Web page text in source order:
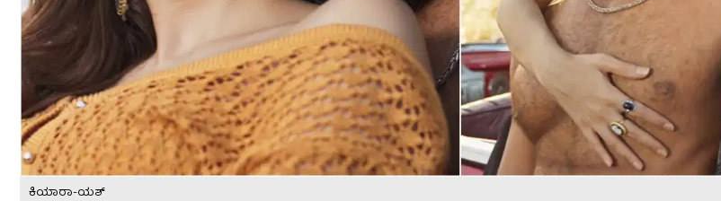
ಕಿಯಾರಾ-ಯಶ್